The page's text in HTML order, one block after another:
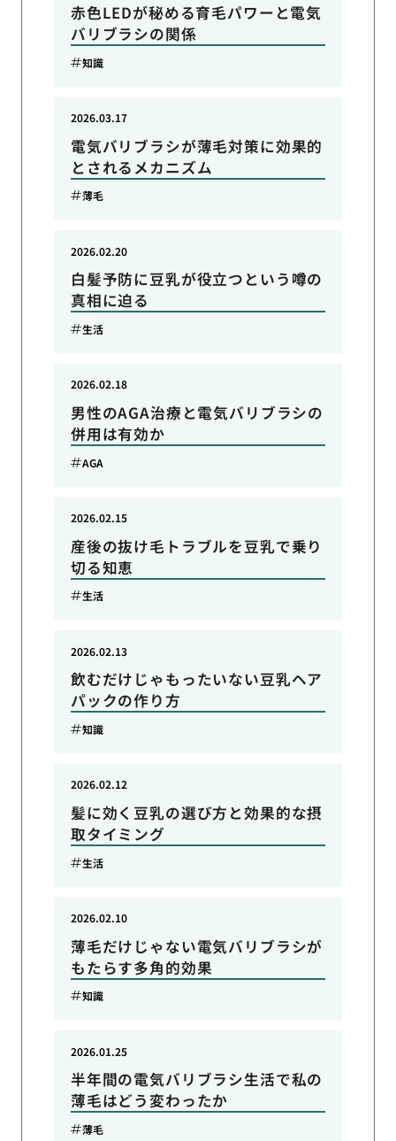
赤色LEDが秘める育毛パワーと電気
バリブラシの関係
知識
電気バリブラシが薄毛対策に効果的
とされるメカニズム
2026.03.17
薄毛
白髪予防に豆乳が役立つという噂の
真相に迫る
2026.02.20
生活
男性のAGA治療と電気バリブラシの
併用は有効か
2026.02.18
AGA
産後の抜け毛トラブルを豆乳で乗り
切る知恵
2026.02.15
生活
飲むだけじゃもったいない豆乳ヘア
パックの作り方
2026.02.13
知識
髪に効く豆乳の選び方と効果的な摂
取タイミング
2026.02.12
生活
薄毛だけじゃない電気バリブラシが
もたらす多角的効果
2026.02.10
知識
半年間の電気バリブラシ生活で私の
薄毛はどう変わったか
2026.01.25
薄毛